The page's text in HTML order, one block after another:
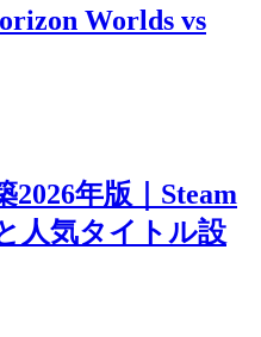
Worlds vs
年版｜Steam
人気タイトル設